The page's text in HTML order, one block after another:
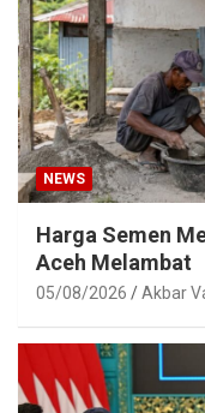
NEWS
Harga Semen
Aceh Melambat
05/08/2026 Akbar